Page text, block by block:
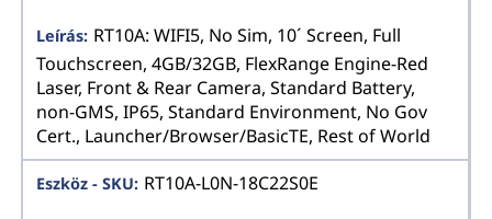
RT10A: WIFI5, No Sim, 10´ Screen, Full
Touchscreen, 4GB/32GB, FlexRange Engine-Red
Laser, Front & Rear Camera, Standard Battery,
non-GMS, IP65, Standard Environment, No Gov
Cert., Launcher/Browser/BasicTE, Rest of World
RT10A-L0N-18C22S0E